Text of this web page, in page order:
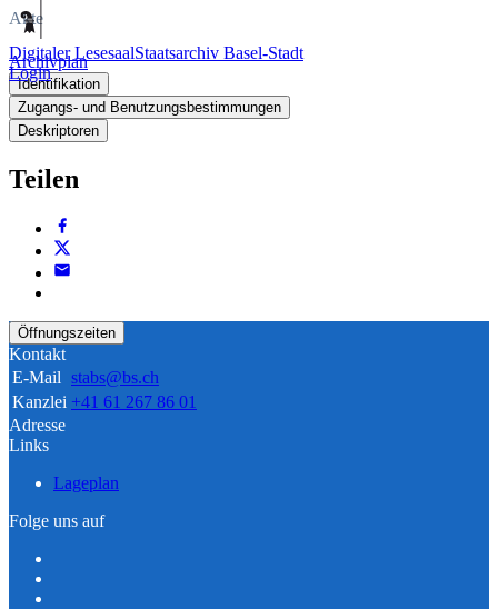
Digitaler LesesaalStaatsarchiv Basel-Stadt
Login
Akte
Archivplan
Identifikation
Zugangs- und Benutzungsbestimmungen
Deskriptoren
Teilen
Öffnungszeiten
Kontakt
E-Mail stabs@bs.ch
Kanzlei +41 61 267 86 01
Adresse
Links
Lageplan
Folge uns auf